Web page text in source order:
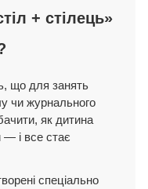
+ стілець»
що для занять
чи журнального
як дитина
— і все стає
спеціально